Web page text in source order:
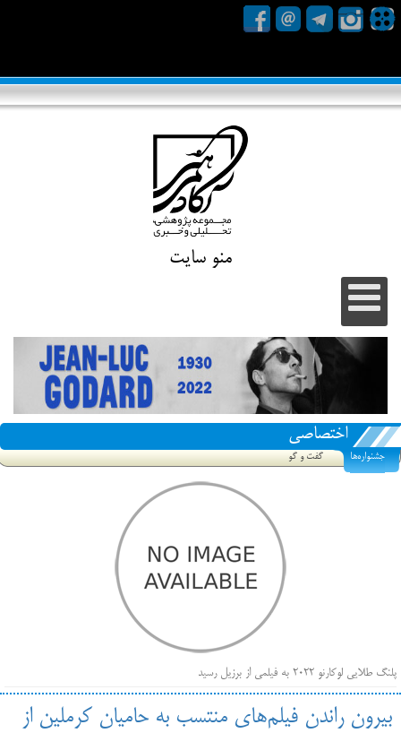
منو سایت
اختصاصی
جشنواره‌ها گفت و گو
پلنگ طلایی لوکارنو ۲۰۲۲ به فیلمی از برزیل رسید
فهرست فیلم‌های بخش مسابقه جشنواره فیلم ونیز ۲۰۲۲ مشخص شد، سهم پررنگ ایرانی‌ها
بیرون راندن فیلم‌های منتسب به حامیان کرملین از جشنواره کن، راه برای مستقل‌ها باز است
بیرون راندن فیلم‌های منتسب به حامیان کرملین از